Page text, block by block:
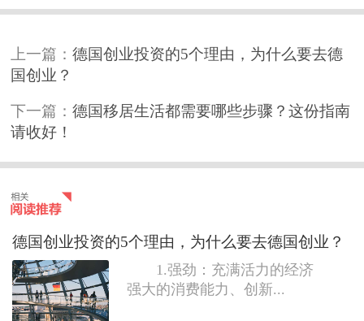
上一篇：德国创业投资的5个理由，为什么要去德
国创业？
下一篇：德国移居生活都需要哪些步骤？这份指南
请收好！
德国创业投资的5个理由，为什么要去德国创业？
1.强劲：充满活力的经济
强大的消费能力、创新...